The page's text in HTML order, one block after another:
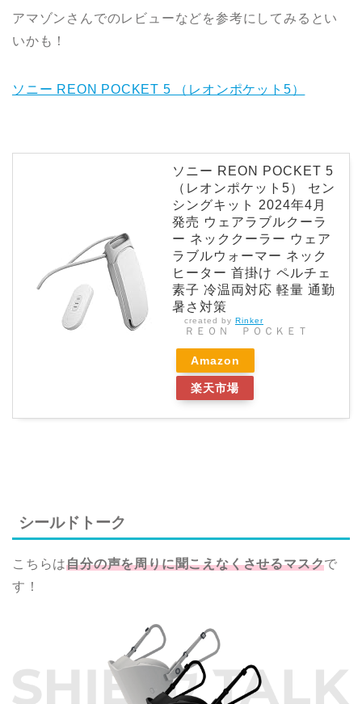
アマゾンさんでのレビューなどを参考にしてみるとい
いかも！
ソニー REON POCKET 5 （レオンポケット5）
ソニー REON POCKET 5
（レオンポケット5） セン
シングキット 2024年4月
発売 ウェアラブルクーラ
ー ネッククーラー ウェア
ラブルウォーマー ネック
ヒーター 首掛け ペルチェ
素子 冷温両対応 軽量 通勤
暑さ対策
created by Rinker
ＲＥＯＮ ＰＯＣＫＥＴ
Amazon
楽天市場
シールドトーク
こちらは自分の声を周りに聞こえなくさせるマスクで
す！